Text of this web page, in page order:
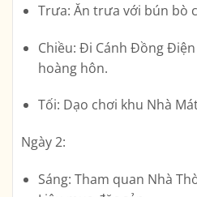
Trưa: Ăn trưa với bún bò
Chiều: Đi Cánh Đồng
hoàng hôn.
Tối: Dạo chơi khu Nhà
Ngày 2:
Sáng: Tham quan Nhà